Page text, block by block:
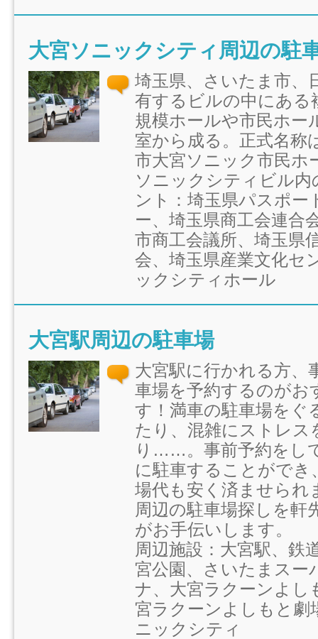
大宮ソニックシティ周辺の駐
埼玉県、さいたま市、
有するビルの中にある
規模ホールや市民ホー
室から成る。正式名称
市大宮ソニック市民ホ
ソニックシティビル内
ント：埼玉県パスポー
ー、埼玉県商工会連合
市商工会議所、埼玉県
会、埼玉県産業文化セ
ックシティホール
大宮駅周辺の駐車場
大宮駅に行かれる方、
車場を予約するのがお
す！満車の駐車場をぐ
たり、混雑にストレス
り……。事前予約をし
に駐車することができ
場代も安く済ませられ
周辺の駐車場探しを軒
がお手伝いします。
周辺施設：大宮駅、鉄
宮公園、さいたまスー
ナ、大宮ラクーンよし
宮ラクーンよしもと劇
ニックシティ